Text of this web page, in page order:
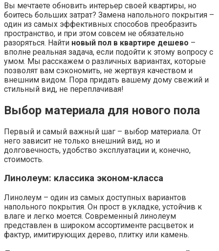
Вы мечтаете обновить интерьер своей квартиры, но
боитесь больших затрат? Замена напольного покрытия –
один из самых эффективных способов преобразить
пространство, и при этом совсем не обязательно
разоряться. Найти новый пол в квартире дешево –
вполне реальная задача, если подойти к этому вопросу с
умом. Мы расскажем о различных вариантах, которые
позволят вам сэкономить, не жертвуя качеством и
внешним видом. Пора придать вашему дому свежий и
стильный вид, не переплачивая!
Выбор материала для нового пола
Первый и самый важный шаг – выбор материала. От
него зависит не только внешний вид, но и
долговечность, удобство эксплуатации и, конечно,
стоимость.
Линолеум: классика эконом-класса
Линолеум – один из самых доступных вариантов
напольного покрытия. Он прост в укладке, устойчив к
влаге и легко моется. Современный линолеум
представлен в широком ассортименте расцветок и
фактур, имитирующих дерево, плитку или камень.